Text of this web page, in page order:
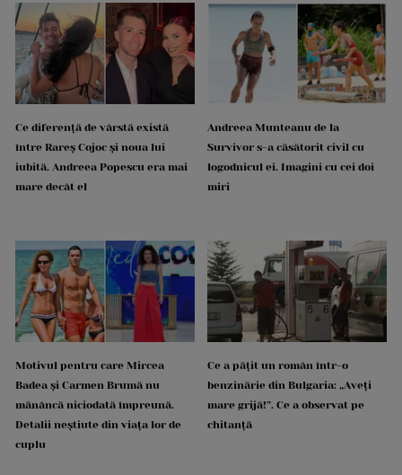
Ce diferență de vârstă există
între Rareș Cojoc și noua lui
iubită. Andreea Popescu era mai
mare decât el
Andreea Munteanu de la
Survivor s-a căsătorit civil cu
logodnicul ei. Imagini cu cei doi
miri
Motivul pentru care Mircea
Badea și Carmen Brumă nu
mănâncă niciodată împreună.
Detalii neștiute din viața lor de
cuplu
Ce a pățit un român într-o
benzinărie din Bulgaria: „Aveți
mare grijă!”. Ce a observat pe
chitanță